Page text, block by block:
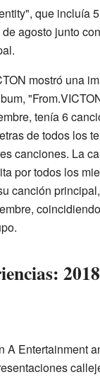
que incluía
agosto junto
mostró una
tenía 6
de todos los
canciones. La
por todos los
canción
A Entertainment